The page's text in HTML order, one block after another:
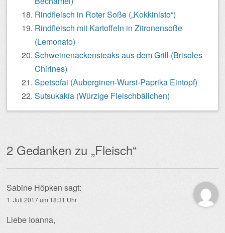
Rindfleisch in Roter Soße („Kokkinisto“)
Rindfleisch mit Kartoffeln in Zitronensoße
(Lemonato)
Schweinenackensteaks aus dem Grill (Brisoles
Chirines)
Spetsofai (Auberginen-Wurst-Paprika Eintopf)
Sutsukakia (Würzige Fleischbällchen)
2 Gedanken zu „Fleisch“
Sabine Höpken sagt:
1. Juli 2017 um 18:31 Uhr
Liebe Ioanna,